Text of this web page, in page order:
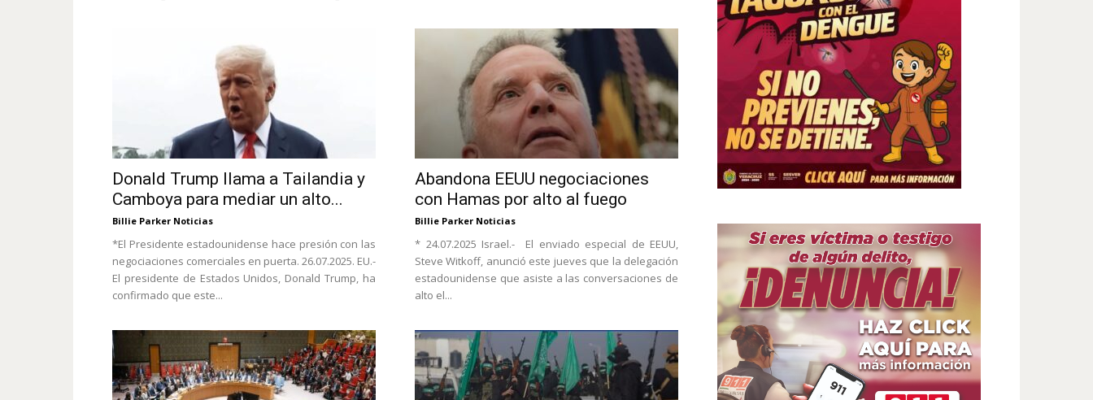
Donald Trump llama a Tailandia y
Camboya para mediar un alto...
Billie Parker Noticias
*El Presidente estadounidense hace presión con las
negociaciones comerciales en puerta. 26.07.2025. EU.-
El presidente de Estados Unidos, Donald Trump, ha
confirmado que este...
Abandona EEUU negociaciones
con Hamas por alto al fuego
Billie Parker Noticias
* 24.07.2025 Israel.- El enviado especial de EEUU,
Steve Witkoff, anunció este jueves que la delegación
estadounidense que asiste a las conversaciones de
alto el...